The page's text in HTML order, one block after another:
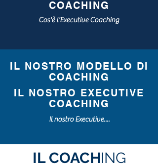
COACHING
Cos'è l'Executive Coaching
IL NOSTRO MODELLO DI
COACHING
IL NOSTRO EXECUTIVE
COACHING
Il nostro Executive....
IL COACHING